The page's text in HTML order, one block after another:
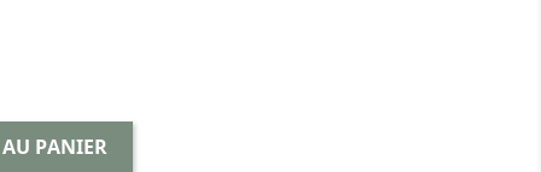
PANIER